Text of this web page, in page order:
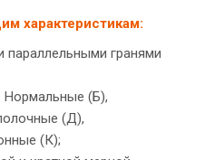
характеристикам:
параллельными гранями
Нормальные (Б),
(Д),
(К);